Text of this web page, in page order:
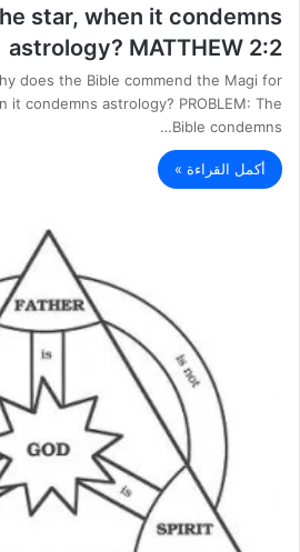
star, when it condemns
astrology? MATTHEW 2:2
does the Bible commend the Magi for
condemns astrology? PROBLEM: The
Bible condemns…
أكمل القراءة »